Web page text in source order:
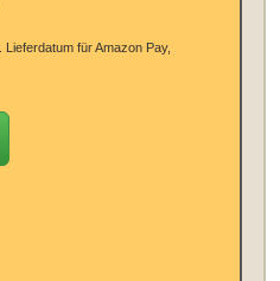
Lieferdatum für Amazon Pay,